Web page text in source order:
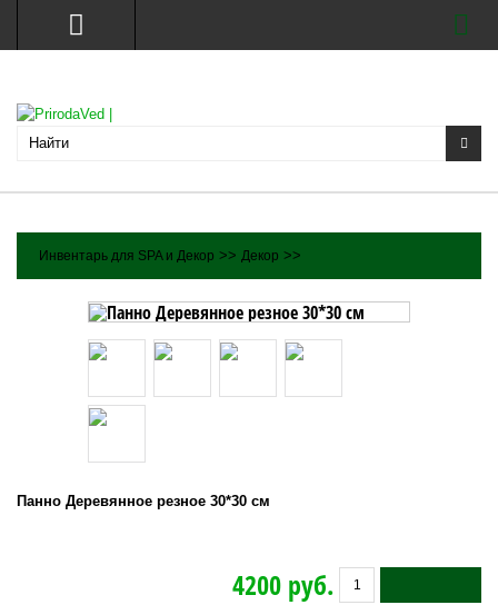
Инвентарь для SPA и Декор >> Декор >>
Панно Деревянное резное 30*30 см
4200 руб.